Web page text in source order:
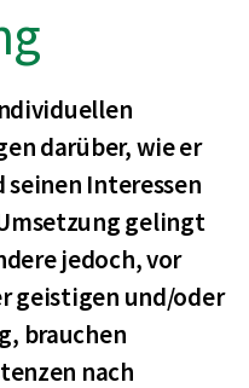
darüber, wie er
Interessen
gelingt
jedoch, vor
geistigen und/oder
brauchen
nach